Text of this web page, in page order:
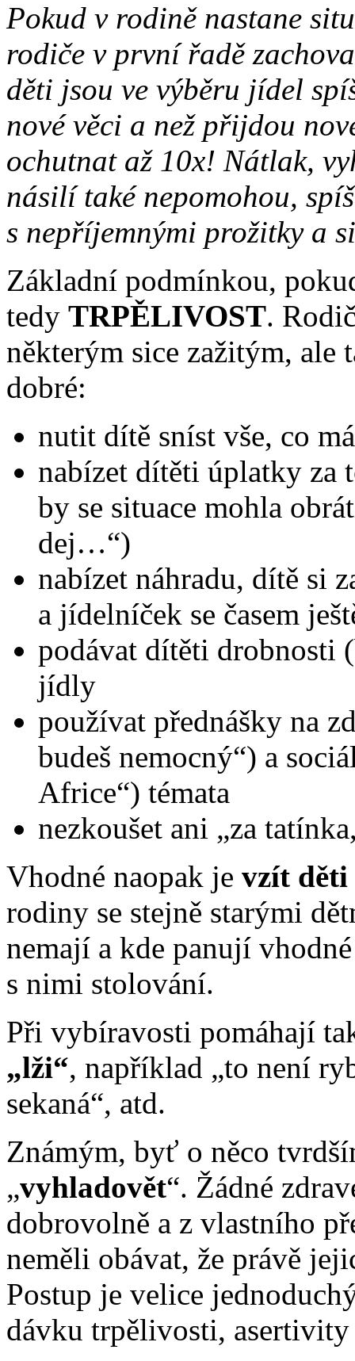
Pokud v rodině nastane
rodiče v první řadě
děti jsou ve výběru jídel
nové věci a než přijdou
ochutnat až 10x! Nátlak,
násilí také nepomohou,
s nepříjemnými prožitky a
Základní podmínkou,
tedy TRPĚLIVOST.
některým sice zažitým, ale
dobré:
nutit dítě sníst vše, co
nabízet dítěti úplatky za
by se situace mohla
dej…“)
nabízet náhradu, dítě si
a jídelníček se časem
podávat dítěti drobnosti
jídly
používat přednášky na
budeš nemocný“) a
Africe“) témata
nezkoušet ani „za
Vhodné naopak je vzít děti
rodiny se stejně starými
nemají a kde panují
s nimi stolování.
Při vybíravosti pomáhají
„lži“, například „to není
sekaná“, atd.
Známým, byť o něco
„vyhladovět“. Žádné
dobrovolně a z vlastního
neměli obávat, že právě
Postup je velice
dávku trpělivosti, asertivity